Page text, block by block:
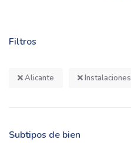
Filtros
Alicante Instalaciones
Subtipos de bien